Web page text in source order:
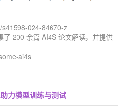
s41598-024-84670-z
200 余篇 AI4S 论文解读，并提供
ai4s
力模型训练与测试